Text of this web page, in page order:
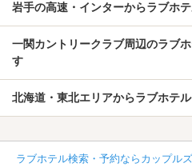
岩手の高速・インターからラブホ
一関カントリークラブ周辺のラブ
す
北海道・東北エリアからラブホテ
ラブホテル検索・予約ならカップルズ